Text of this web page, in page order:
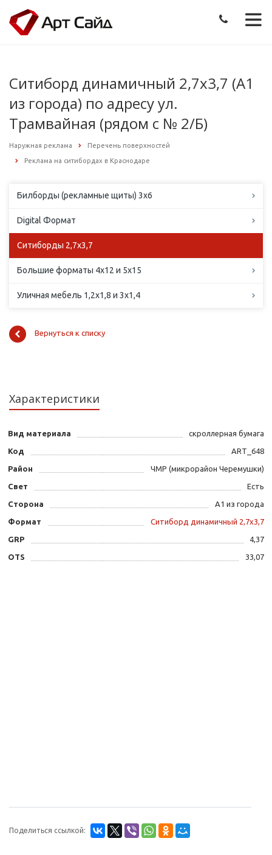
Ситиборд динамичный 2,7х3,7 (А1
из города) по адресу ул.
Трамвайная (рядом с № 2/Б)
Наружная реклама Перечень поверхностей
Реклама на ситибордах в Краснодаре
Билборды (рекламные щиты) 3х6
Digital Формат
Ситиборды 2,7х3,7
Большие форматы 4х12 и 5х15
Уличная мебель 1,2х1,8 и 3х1,4
Вернуться к списку
Характеристики
Вид материала скроллерная бумага
Код ART_648
Район ЧМР (микрорайон Черемушки)
Свет Есть
Сторона А1 из города
Формат Ситиборд динамичный 2,7х3,7
GRP 4,37
OTS 33,07
Поделиться ссылкой: